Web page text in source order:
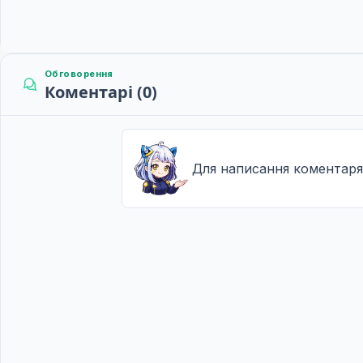
Обговорення
Коментарі (0)
Для написання